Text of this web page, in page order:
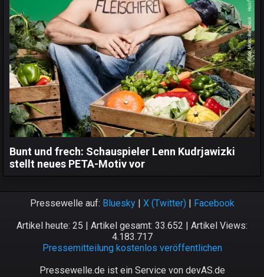
Bunt und frech: Schauspieler Lenn Kudrjawizki
stellt neues PETA-Motiv vor
Pressewelle auf: Bluesky| X (Twitter)| Facebook
Artikel heute: 25 | Artikel gesamt: 33.652 | Artikel Views:
4.183.717
Pressemitteilung kostenlos veröffentlichen
Pressewelle.de ist ein Service von devAS.de